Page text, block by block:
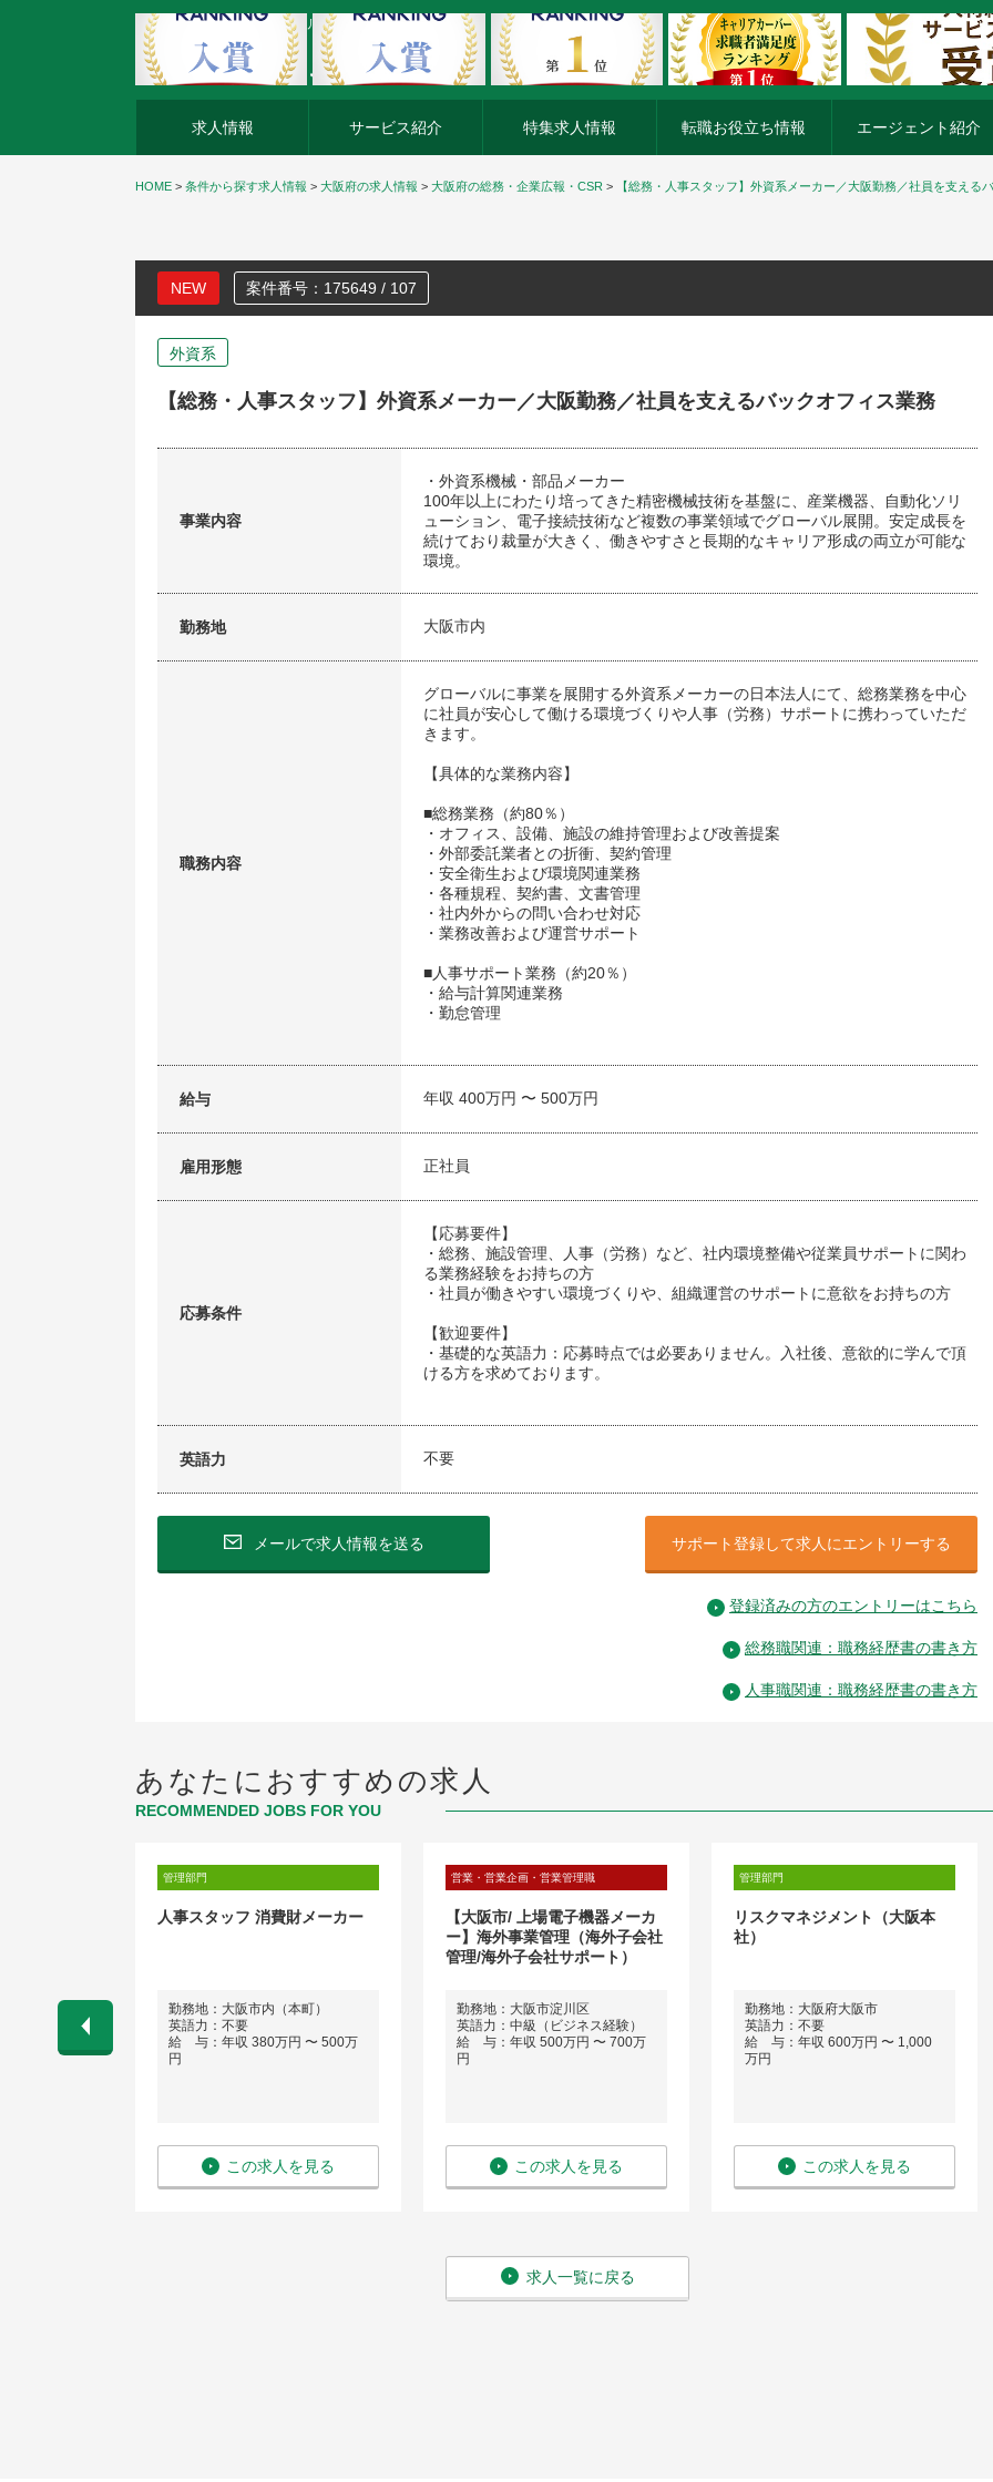
外資系企業の転職・キャリア転職ならアージスジャパン
求人情報 サービス紹介 特集求人情報 転職お役立ち情報 エージェント紹介
HOME > 条件から探す求人情報 > 大阪府の求人情報 > 大阪府の総務・企業広報・CSR > 【総務・人事スタッフ】外資系メーカー／大阪勤務／社員を支える
NEW 案件番号：175649 / 107
外資系
【総務・人事スタッフ】外資系メーカー／大阪勤務／社員を支えるバックオフィス業務
事業内容
・外資系機械・部品メーカー
100年以上にわたり培ってきた精密機械技術を基盤に、産業機器、自動化ソリ
ューション、電子接続技術など複数の事業領域でグローバル展開。安定成長を
続けており裁量が大きく、働きやすさと長期的なキャリア形成の両立が可能な
環境。
勤務地 大阪市内
職務内容
グローバルに事業を展開する外資系メーカーの日本法人にて、総務業務を中心
に社員が安心して働ける環境づくりや人事（労務）サポートに携わっていただ
きます。
【具体的な業務内容】
■総務業務（約80％）
・オフィス、設備、施設の維持管理および改善提案
・外部委託業者との折衝、契約管理
・安全衛生および環境関連業務
・各種規程、契約書、文書管理
・社内外からの問い合わせ対応
・業務改善および運営サポート
■人事サポート業務（約20％）
・給与計算関連業務
・勤怠管理
給与 年収 400万円 〜 500万円
雇用形態 正社員
応募条件
【応募要件】
・総務、施設管理、人事（労務）など、社内環境整備や従業員サポートに関わ
る業務経験をお持ちの方
・社員が働きやすい環境づくりや、組織運営のサポートに意欲をお持ちの方
【歓迎要件】
・基礎的な英語力：応募時点では必要ありません。入社後、意欲的に学んで頂
ける方を求めております。
英語力 不要
メールで求人情報を送る サポート登録して求人にエントリーする
登録済みの方のエントリーはこちら
総務職関連：職務経歴書の書き方
人事職関連：職務経歴書の書き方
あなたにおすすめの求人
RECOMMENDED JOBS FOR YOU
管理部門
人事スタッフ 消費財メーカー
勤務地：大阪市内（本町）
英語力：不要
給 与：年収 380万円 〜 500万
円
この求人を見る
営業・営業企画・営業管理職
【大阪市/ 上場電子機器メーカ
ー】海外事業管理（海外子会社
管理/海外子会社サポート）
勤務地：大阪市淀川区
英語力：中級（ビジネス経験）
給 与：年収 500万円 〜 700万
円
この求人を見る
管理部門
リスクマネジメント（大阪本
社）
勤務地：大阪府大阪市
英語力：不要
給 与：年収 600万円 〜 1,000
万円
この求人を見る
求人一覧に戻る